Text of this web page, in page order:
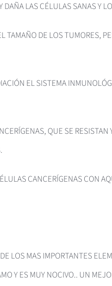
LAS CÉLULAS SANAS Y
DE LOS TUMORES,
EL SISTEMA
QUE SE
CANCERÍGENAS CON
LOS MAS IMPORTANTES
Y ES MUY NOCIVO.. UN